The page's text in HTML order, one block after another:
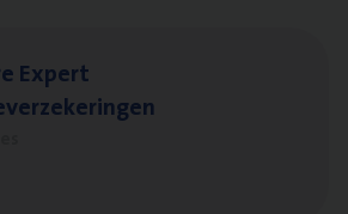
Expert